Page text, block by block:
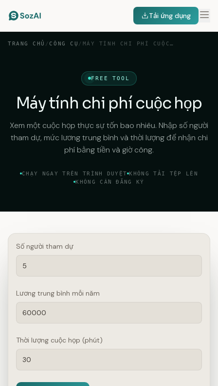
Tải ứng dụng
TRANG CHỦ / CÔNG CỤ / MÁY TÍNH CHI PHÍ CUỘC HỌP
FREE TOOL
Máy tính chi phí cuộc họp
Xem một cuộc họp thực sự tốn bao nhiêu. Nhập số người
tham dự, mức lương trung bình và thời lượng để nhận chi
phí bằng tiền và giờ công.
CHẠY NGAY TRÊN TRÌNH DUYỆT KHÔNG TẢI TỆP LÊN
KHÔNG CẦN ĐĂNG KÝ
Số người tham dự
Lương trung bình mỗi năm
Thời lượng cuộc họp (phút)